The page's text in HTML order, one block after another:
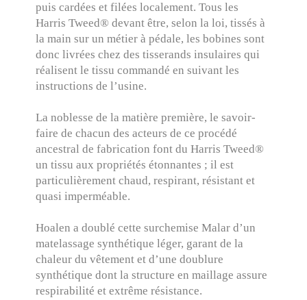
puis cardées et filées localement. Tous les
Harris Tweed® devant être, selon la loi, tissés à
la main sur un métier à pédale, les bobines sont
donc livrées chez des tisserands insulaires qui
réalisent le tissu commandé en suivant les
instructions de l’usine.
La noblesse de la matière première, le savoir-
faire de chacun des acteurs de ce procédé
ancestral de fabrication font du Harris Tweed®
un tissu aux propriétés étonnantes ; il est
particulièrement chaud, respirant, résistant et
quasi imperméable.
Hoalen a doublé cette surchemise Malar d’un
matelassage synthétique léger, garant de la
chaleur du vêtement et d’une doublure
synthétique dont la structure en maillage assure
respirabilité et extrême résistance.